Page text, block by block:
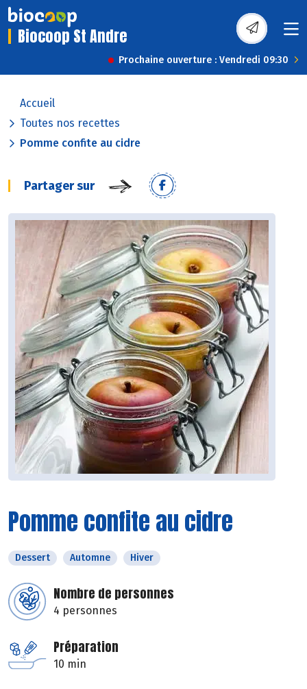
Biocoop St Andre
Prochaine ouverture : Vendredi 09:30
Accueil
Toutes nos recettes
Pomme confite au cidre
Partager sur
Pomme confite au cidre
Dessert Automne Hiver
Nombre de personnes
4 personnes
Préparation
10 min